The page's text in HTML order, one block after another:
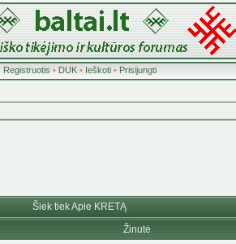
Registruotis • DUK• Ieškoti• Prisijungti
Šiek tiek Apie KRETĄ
Žinutė